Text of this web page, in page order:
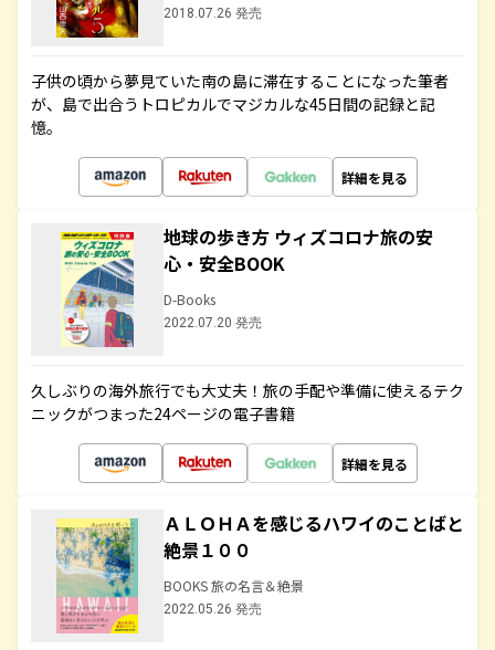
2018.07.26 発売
子供の頃から夢見ていた南の島に滞在することになった筆者
が、島で出合うトロピカルでマジカルな45日間の記録と記
憶。
詳細を見る
地球の歩き方 ウィズコロナ旅の安
心・安全BOOK
D-Books
2022.07.20 発売
久しぶりの海外旅行でも大丈夫！旅の手配や準備に使えるテク
ニックがつまった24ページの電子書籍
詳細を見る
ＡＬＯＨＡを感じるハワイのことばと
絶景１００
BOOKS 旅の名言＆絶景
2022.05.26 発売